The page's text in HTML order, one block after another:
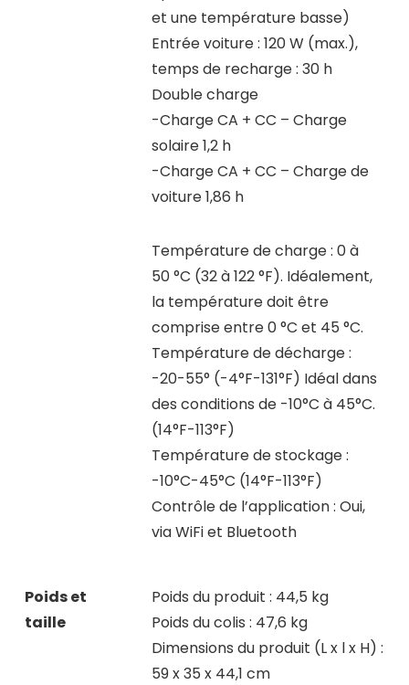
et une température basse)
Entrée voiture : 120 W (max.),
temps de recharge : 30 h
Double charge
-Charge CA + CC – Charge
solaire 1,2 h
-Charge CA + CC – Charge de
voiture 1,86 h
Température de charge : 0 à
50 °C (32 à 122 °F). Idéalement,
la température doit être
comprise entre 0 °C et 45 °C.
Température de décharge :
-20-55° (-4°F-131°F) Idéal dans
des conditions de -10°C à 45°C.
(14°F-113°F)
Température de stockage :
-10°C-45°C (14°F-113°F)
Contrôle de l’application : Oui,
via WiFi et Bluetooth
Poids et
taille
Poids du produit : 44,5 kg
Poids du colis : 47,6 kg
Dimensions du produit (L x l x H) :
59 x 35 x 44,1 cm